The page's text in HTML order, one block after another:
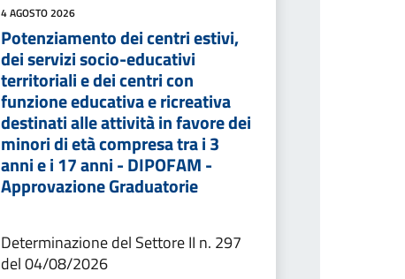
4 AGOSTO 2026
Potenziamento dei centri estivi,
dei servizi socio-educativi
territoriali e dei centri con
funzione educativa e ricreativa
destinati alle attività in favore dei
minori di età compresa tra i 3
anni e i 17 anni - DIPOFAM -
Approvazione Graduatorie
Determinazione del Settore II n. 297
del 04/08/2026